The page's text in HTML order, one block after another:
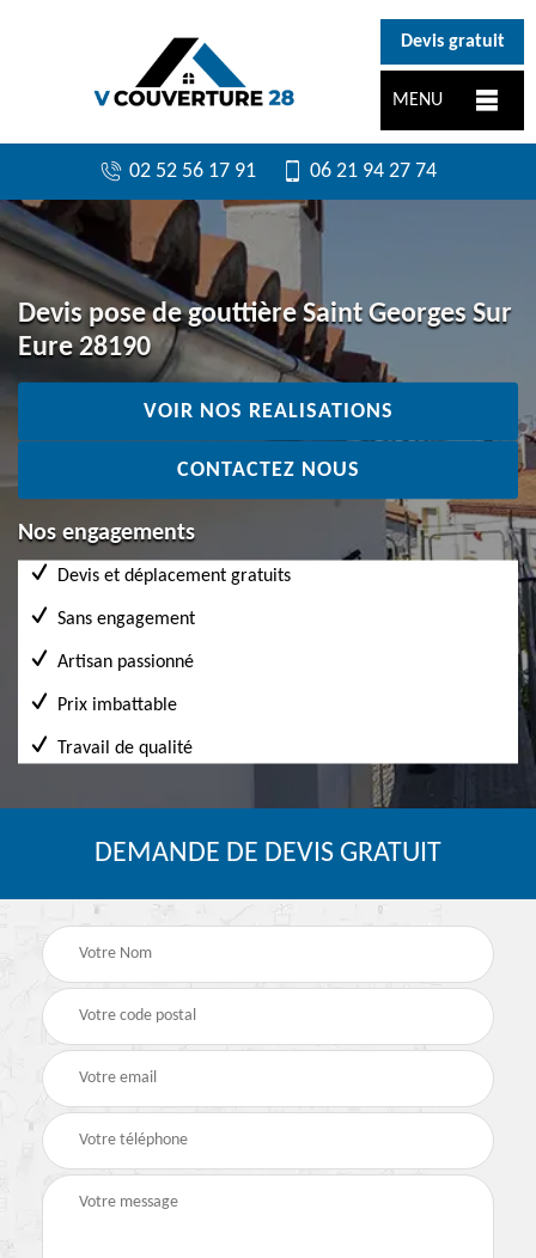
Devis gratuit
MENU
02 52 56 17 91 06 21 94 27 74
Devis pose de gouttière Saint Georges Sur
Eure 28190
VOIR NOS REALISATIONS
CONTACTEZ NOUS
Nos engagements
Devis et déplacement gratuits
Sans engagement
Artisan passionné
Prix imbattable
Travail de qualité
DEMANDE DE DEVIS GRATUIT